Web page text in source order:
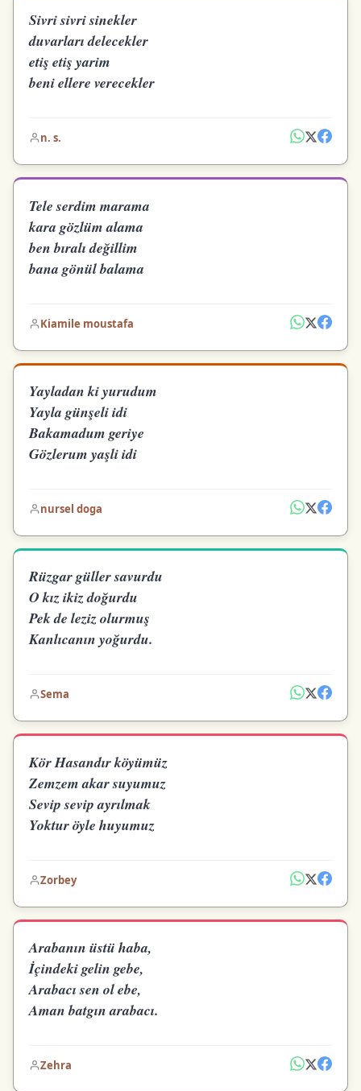
Sivri sivri sinekler
duvarları delecekler
etiş etiş yarim
beni ellere verecekler
n. s.
Tele serdim marama
kara gözlüm alama
ben bıralı değillim
bana gönül balama
Kiamile moustafa
Yayladan ki yurudum
Yayla günşeli idi
Bakamadum geriye
Gözlerum yaşli idi
nursel doga
Rüzgar güller savurdu
O kız ikiz doğurdu
Pek de leziz olurmuş
Kanlıcanın yoğurdu.
Sema
Kör Hasandır köyümüz
Zemzem akar suyumuz
Sevip sevip ayrılmak
Yoktur öyle huyumuz
Zorbey
Arabanın üstü haba,
İçindeki gelin gebe,
Arabacı sen ol ebe,
Aman batgın arabacı.
Zehra